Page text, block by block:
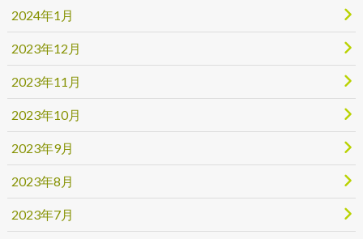
2024年1月
2023年12月
2023年11月
2023年10月
2023年9月
2023年8月
2023年7月